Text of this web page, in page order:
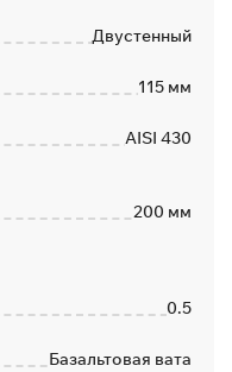
Двустенный
115 мм
AISI 430
200 мм
0.5
Базальтовая вата